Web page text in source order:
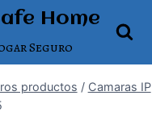
Home
Seguro
productos / Camaras IP